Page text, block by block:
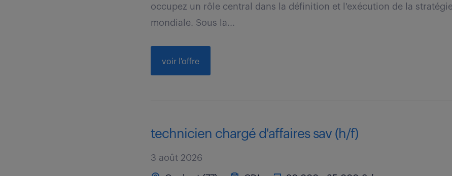
occupez un rôle central dans la définition et l'exécution de la
mondiale. Sous la...
voir l'offre
technicien chargé d'affaires sav (h/f)
3 août 2026